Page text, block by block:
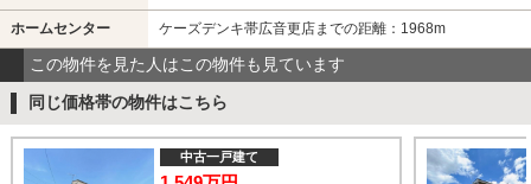
ホームセンター ケーズデンキ帯広音更店までの距離：1968m
この物件を見た人はこの物件も見ています
同じ価格帯の物件はこちら
中古一戸建て